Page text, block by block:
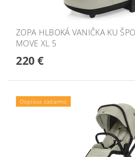
ZOPA HLBOKÁ VANIČKA KU
MOVE XL 5
220 €
Doprava zadarmo